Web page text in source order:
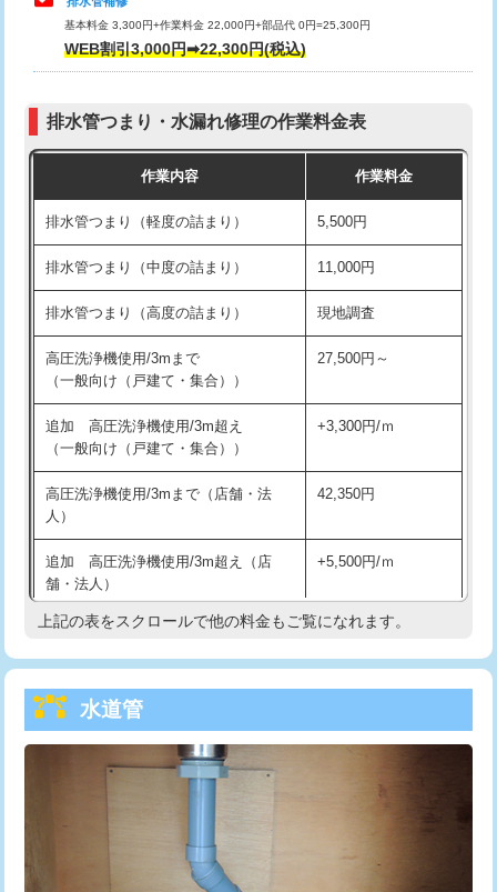
モルタル補修（厚さ10㎝超え）
追加人工 16,500円
現場見積
※給水管工事は20mmまでの価格です。
交換・取付(排水栓・排水トラップ
交換・取付（その他部品） 11,000円+材料費
持込商品取付（単水栓） 13,200円
持込商品取付（混合水栓） 16,500円
持込商品取付（浄水器・分岐水栓） 16,500円
給水管工事※（ホール加工) 16,500円
給水管工事※（バンド止め) 3,300円
給水管工事※（支持金具設置)
給水管工事※（保温材使用（バンド止
め込み）)
5,500円
給水管工事※（土の掘削・埋め戻し作
業)
11,000円
給水管工事※（塩ビ管（VP・HI）使
用/3ｍまで)
33,000円
給水管工事※（塩ビ管（VP・HI）使
+8,800円
給水管工事※（ライニング鋼管・銅
管・ポリ管・HT管使用/3ｍまで)
給水管工事※（ライニング鋼管・銅
管・ポリ管・HT管使用/3ｍ超え)
排水管工事（土の掘削・埋め戻し作
11,000円~
基本料金 3,300円+作業料金 22,000円+部品代 0円=25,300円
WEB割引3,000円➡22,300円(税込)
排水管つまり・水漏れ修理の作業料金表
作業内容 作業料金
排水管つまり（軽度の詰まり） 5,500円
排水管つまり（中度の詰まり） 11,000円
排水管つまり（高度の詰まり） 現地調査
高圧洗浄機使用/3mまで
（一般向け（戸建て・集合））
27,500円～
追加 高圧洗浄機使用/3m超え
（一般向け（戸建て・集合））
+3,300円/ｍ
高圧洗浄機使用/3mまで（店舗・法
人）
42,350円
追加 高圧洗浄機使用/3m超え（店
舗・法人）
+5,500円/ｍ
高度高圧洗浄換 現地調査
トーラー機使用/3mまで
追加トーラー機使用/3m超え
33,000円
8,800円
上記の表をスクロールで他の料金もご覧になれます。
水道管